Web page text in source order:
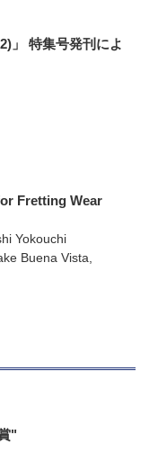
」 特集号発刊によ
Fretting Wear
Yokouchi
Buena Vista,
"